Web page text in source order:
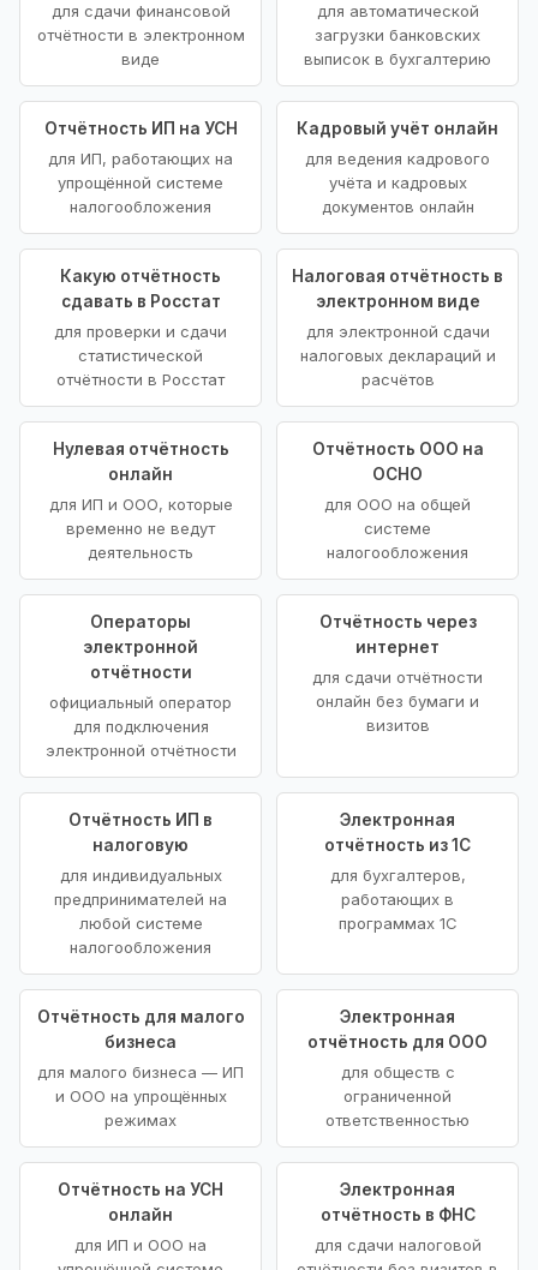
для сдачи финансовой
отчётности в электронном
виде
для автоматической
загрузки банковских
выписок в бухгалтерию
Отчётность ИП на УСН
для ИП, работающих на
упрощённой системе
налогообложения
Кадровый учёт онлайн
для ведения кадрового
учёта и кадровых
документов онлайн
Какую отчётность
сдавать в Росстат
для проверки и сдачи
статистической
отчётности в Росстат
Налоговая отчётность в
электронном виде
для электронной сдачи
налоговых деклараций и
расчётов
Нулевая отчётность
онлайн
для ИП и ООО, которые
временно не ведут
деятельность
Отчётность ООО на
ОСНО
для ООО на общей
системе
налогообложения
Операторы
электронной
отчётности
официальный оператор
для подключения
электронной отчётности
Отчётность через
интернет
для сдачи отчётности
онлайн без бумаги и
визитов
Отчётность ИП в
налоговую
для индивидуальных
предпринимателей на
любой системе
налогообложения
Электронная
отчётность из 1С
для бухгалтеров,
работающих в
программах 1С
Отчётность для малого
бизнеса
для малого бизнеса — ИП
и ООО на упрощённых
режимах
Электронная
отчётность для ООО
для обществ с
ограниченной
ответственностью
Отчётность на УСН
онлайн
для ИП и ООО на
Электронная
отчётность в ФНС
для сдачи налоговой